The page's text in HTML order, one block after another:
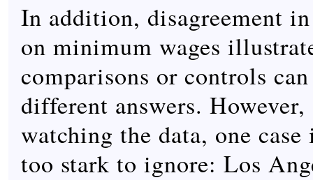
In addition, disagreement
on minimum wages
comparisons or controls
different answers. However,
watching the data, one
too stark to ignore: Los